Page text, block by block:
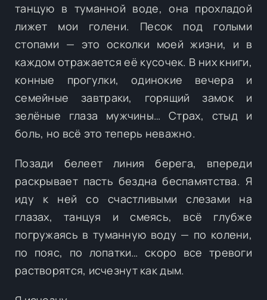
танцую в туманной воде, она прохладой
лижет мои голени. Песок под голыми
стопами — это осколки моей жизни, и в
каждом отражается её кусочек. В них книги,
конные прогулки, одинокие вечера и
семейные завтраки, горящий замок и
зелёные глаза мужчины… Страх, стыд и
боль, но всё это теперь неважно.
Позади белеет линия берега, впереди
раскрывает пасть бездна беспамятства. Я
иду к ней со счастливыми слезами на
глазах, танцуя и смеясь, всё глубже
погружаясь в туманную воду — по колени,
по пояс, по лопатки… скоро все тревоги
растворятся, исчезнут как дым.